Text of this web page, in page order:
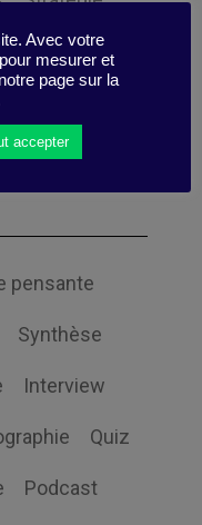
pensante
Synthèse
Interview
Quiz
Podcast
Avec votre
mesurer et
page sur la
accepter